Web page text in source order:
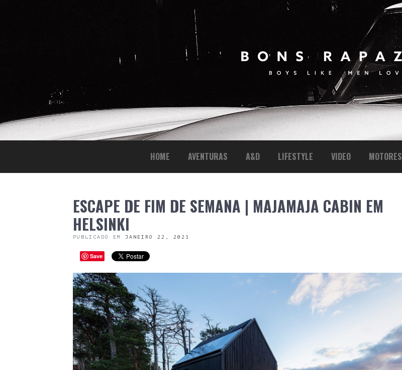
HOME AVENTURAS A&D LIFESTYLE VIDEO MOTORES
ESCAPE DE FIM DE SEMANA | MAJAMAJA CABIN EM
HELSINKI
PUBLICADO EM JANEIRO 22, 2021
Save